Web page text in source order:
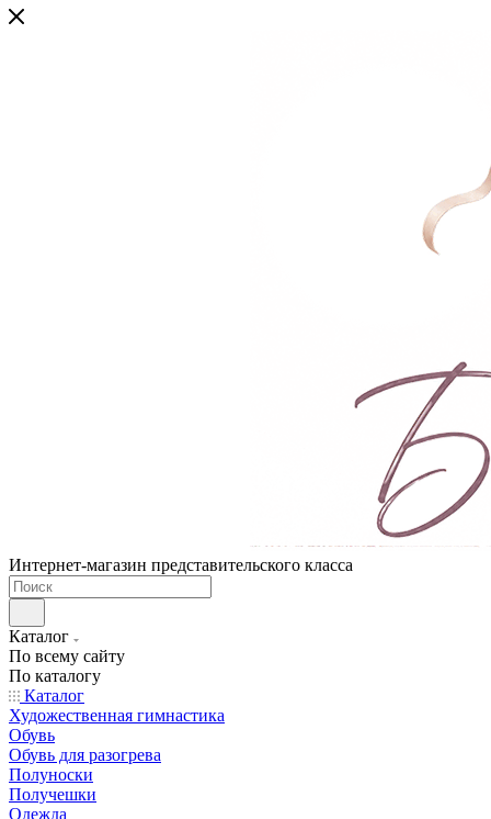
Интернет-магазин представительского класса
Каталог
По всему сайту
По каталогу
Каталог
Художественная гимнастика
Обувь
Обувь для разогрева
Полуноски
Получешки
Одежда